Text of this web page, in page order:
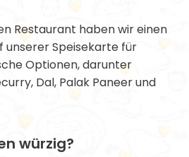
Restaurant haben wir einen
unserer Speisekarte für
Optionen, darunter
Dal, Palak Paneer und
würzig?